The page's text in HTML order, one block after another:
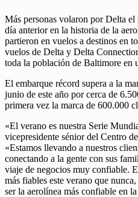
Más personas volaron por Delta
día anterior en la historia de la
partieron en vuelos a destinos en
vuelos de Delta y Delta
toda la población de Baltimore en
El embarque récord supera a la
junio de este año por cerca de
primera vez la marca de 600.000
«El verano es nuestra Serie
vicepresidente sénior del Centro
«Estamos llevando a nuestros
conectando a la gente con sus
viaje de negocios muy confiable.
más fiables este verano que
ser la aerolínea más confiable en